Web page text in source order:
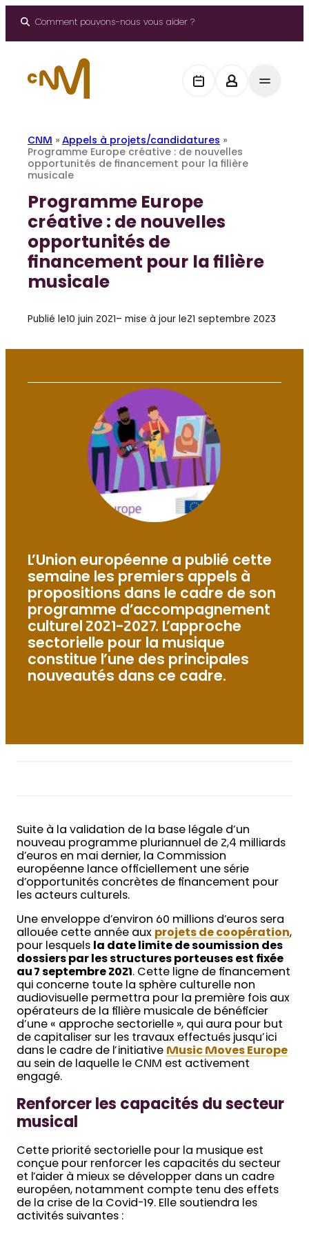
Comment pouvons-nous vous aider ?
CNM » Appels à projets/candidatures »
Programme Europe créative : de nouvelles
opportunités de financement pour la filière
musicale
Programme Europe
créative : de nouvelles
opportunités de
financement pour la filière
musicale
Publié le10 juin 2021 – mise à jour le21 septembre 2023
L’Union européenne a publié cette
semaine les premiers appels à
propositions dans le cadre de son
programme d’accompagnement
culturel 2021-2027. L’approche
sectorielle pour la musique
constitue l’une des principales
nouveautés dans ce cadre.
Suite à la validation de la base légale d’un
nouveau programme pluriannuel de 2,4 milliards
d’euros en mai dernier, la Commission
européenne lance officiellement une série
d’opportunités concrètes de financement pour
les acteurs culturels.
Une enveloppe d’environ 60 millions d’euros sera
allouée cette année aux projets de coopération,
pour lesquels
la date limite de soumission des
dossiers par les structures porteuses est fixée
au 7 septembre 2021. Cette ligne de financement
qui concerne toute la sphère culturelle non
audiovisuelle permettra pour la première fois aux
opérateurs de la filière musicale de bénéficier
d’une « approche sectorielle », qui aura pour but
de capitaliser sur les travaux effectués jusqu’ici
dans le cadre de l’initiative Music Moves Europe
au sein de laquelle le CNM est activement
engagé.
Renforcer les capacités du secteur
musical
Cette priorité sectorielle pour la musique est
conçue pour renforcer les capacités du secteur
et l’aider à mieux se développer dans un cadre
européen, notamment compte tenu des effets
de la crise de la Covid-19. Elle soutiendra les
activités suivantes :